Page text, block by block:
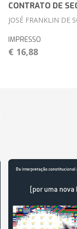
CONTRATO DE
JOSÉ FRANKLIN DE
IMPRESSO
€ 16,88